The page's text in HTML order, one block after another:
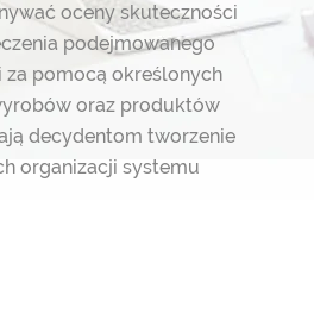
oceny skuteczności
podejmowanego
za pomocą określonych
oraz produktów
decydentom tworzenie
organizacji systemu